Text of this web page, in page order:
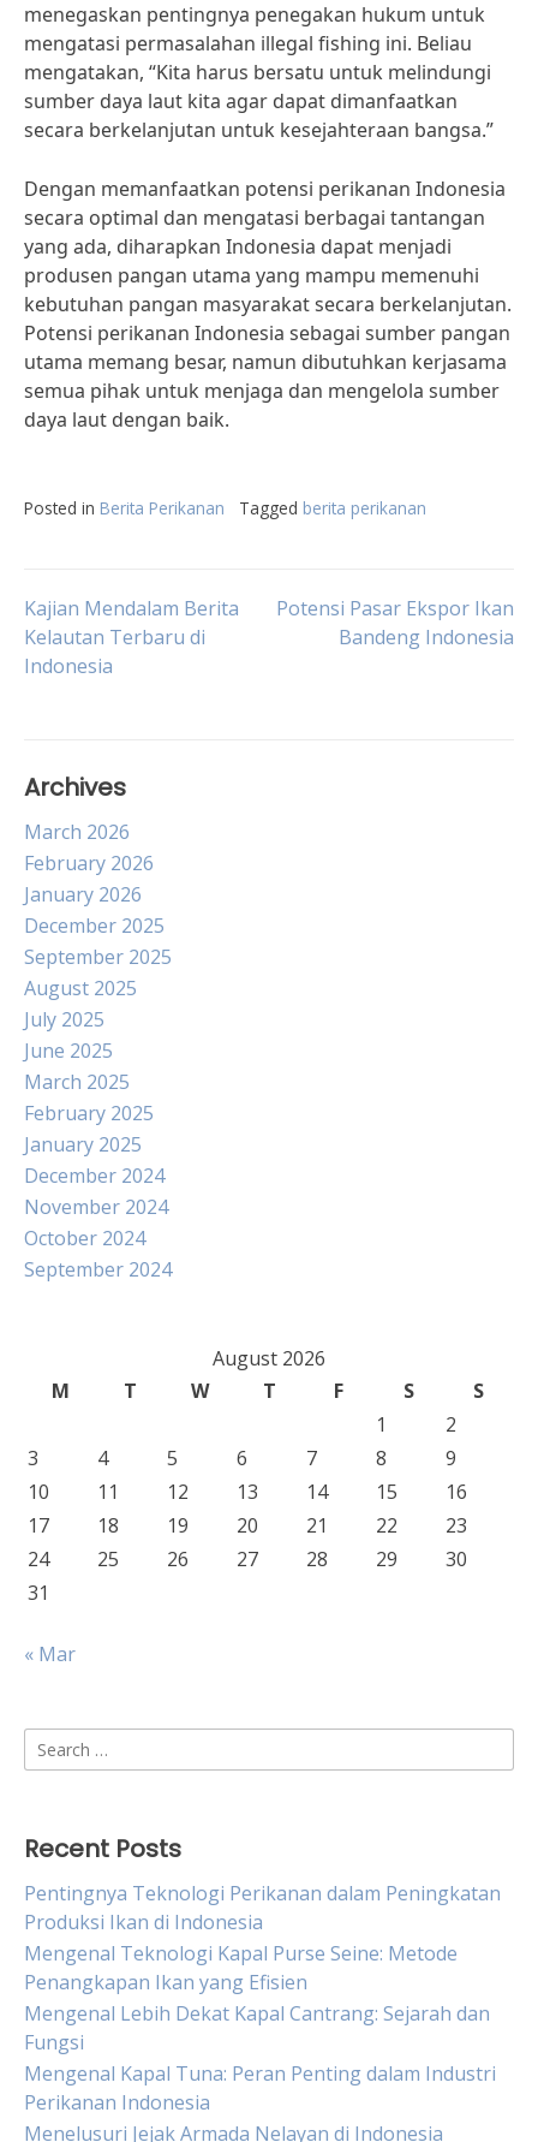
menegaskan pentingnya penegakan hukum untuk
mengatasi permasalahan illegal fishing ini. Beliau
mengatakan, “Kita harus bersatu untuk melindungi
sumber daya laut kita agar dapat dimanfaatkan
secara berkelanjutan untuk kesejahteraan bangsa.”
Dengan memanfaatkan potensi perikanan Indonesia
secara optimal dan mengatasi berbagai tantangan
yang ada, diharapkan Indonesia dapat menjadi
produsen pangan utama yang mampu memenuhi
kebutuhan pangan masyarakat secara berkelanjutan.
Potensi perikanan Indonesia sebagai sumber pangan
utama memang besar, namun dibutuhkan kerjasama
semua pihak untuk menjaga dan mengelola sumber
daya laut dengan baik.
Posted in Berita Perikanan Tagged berita perikanan
Post
navigation
Kajian Mendalam Berita
Kelautan Terbaru di
Indonesia
Potensi Pasar Ekspor Ikan
Bandeng Indonesia
Archives
March 2026
February 2026
January 2026
December 2025
September 2025
August 2025
July 2025
June 2025
March 2025
February 2025
January 2025
December 2024
November 2024
October 2024
September 2024
August 2026
M
T W T F S
S
1
2
3
4 5 6 7 8
9
10
11 12 13 14 15
16
17
18 19 20 21 22
23
24
25 26 27 28 29
30
31
« Mar
Search
for:
Recent Posts
Pentingnya Teknologi Perikanan dalam Peningkatan
Produksi Ikan di Indonesia
Mengenal Teknologi Kapal Purse Seine: Metode
Penangkapan Ikan yang Efisien
Mengenal Lebih Dekat Kapal Cantrang: Sejarah dan
Fungsi
Mengenal Kapal Tuna: Peran Penting dalam Industri
Perikanan Indonesia
Menelusuri Jejak Armada Nelayan di Indonesia